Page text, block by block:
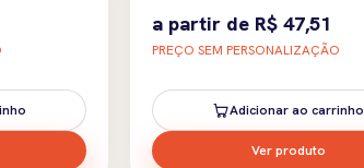
a partir de R$ 47,51
PREÇO SEM PERSONALIZAÇÃO
Adicionar ao carrinho
Ver produto